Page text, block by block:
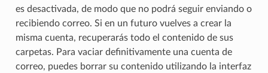
es desactivada, de modo que no podrá seguir enviando o
recibiendo correo. Si en un futuro vuelves a crear la
misma cuenta, recuperarás todo el contenido de sus
carpetas. Para vaciar definitivamente una cuenta de
correo, puedes borrar su contenido utilizando la interfaz